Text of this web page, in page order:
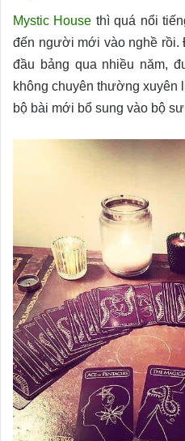
Mystic House thì quá nổi
đến người mới vào nghề
đầu bảng qua nhiều năm,
không chuyên thường xuyên
bộ bài mới bổ sung vào bộ